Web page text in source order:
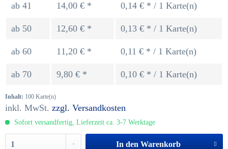
ab 41 14,00 € * 0,14 € * / 1 Karte(n)
ab 50 12,60 € * 0,13 € * / 1 Karte(n)
ab 60 11,20 € * 0,11 € * / 1 Karte(n)
ab 70 9,80 € * 0,10 € * / 1 Karte(n)
Inhalt: 100 Karte(n)
inkl. MwSt. zzgl. Versandkosten
Sofort versandfertig, Lieferzeit ca. 3-7 Werktage
In den Warenkorb